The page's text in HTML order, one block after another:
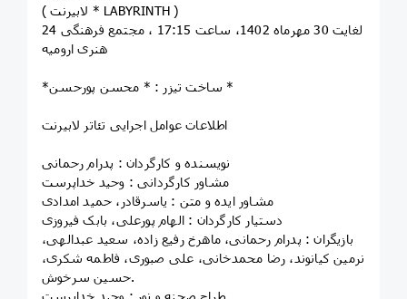
( لابیرنت * LABYRINTH )
24 لغایت 30 مهرماه 1402، ساعت 17:15 ، مجتمع فرهنگی
هنری ارومیه
*ساخت تیزر : * محسن پورحسن *
اطلاعات عوامل اجرایی تئاتر لابیرنت
نویسنده و کارگردان : پدرام رحمانی
مشاور کارگردانی : وحید خداپرست
مشاور ایده و متن : یاسرقادر، حمید امدادی
دستیار کارگردان : الهام پورعلی، بابک فیروزی
بازیگران : پدرام رحمانی، ماهرخ رفیع زاده، سعید عبدالهی،
نرمین کیانوند، رضا محمدخانی، علی صبوری، فاطمه شکری،
حسین سرخوش.